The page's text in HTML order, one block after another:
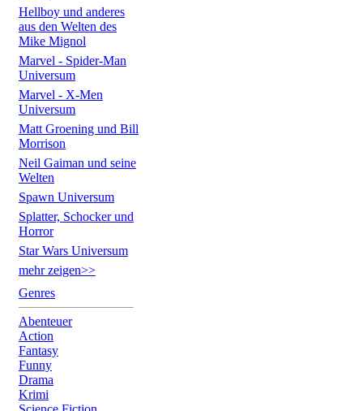
Hellboy und anderes
aus den Welten des
Mike Mignol
Marvel - Spider-Man
Universum
Marvel - X-Men
Universum
Matt Groening und Bill
Morrison
Neil Gaiman und seine
Welten
Spawn Universum
Splatter, Schocker und
Horror
Star Wars Universum
mehr zeigen>>
Genres
Abenteuer
Action
Fantasy
Funny
Drama
Krimi